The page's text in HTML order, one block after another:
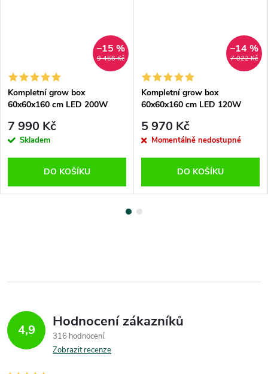
9 456 Kč
–15 %
Kompletní grow box
60x60x160 cm LED 200W
7 990 Kč
Skladem
DO KOŠÍKU
7 022 Kč
–14 %
Kompletní grow box
60x60x160 cm LED 120W
5 970 Kč
Momentálně nedostupné
DO KOŠÍKU
4,9 Hodnocení zákazníků
316 hodnocení
Zobrazit recenze